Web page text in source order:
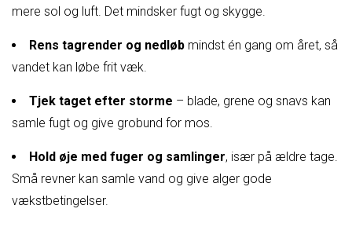
mere sol og luft. Det mindsker fugt og skygge.
Rens tagrender og nedløb mindst én gang om året, så
vandet kan løbe frit væk.
Tjek taget efter storme – blade, grene og snavs kan
samle fugt og give grobund for mos.
Hold øje med fuger og samlinger, især på ældre tage.
Små revner kan samle vand og give alger gode
vækstbetingelser.